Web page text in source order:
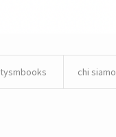
tysmbooks chi siamo